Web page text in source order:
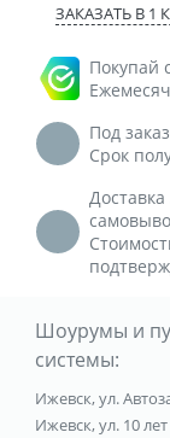
ЗАКАЗАТЬ В 1
Покупай
Под
Срок
Шоурумы и
системы:
Ижевск, ул.
Ижевск, ул. 10